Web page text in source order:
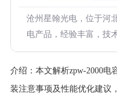
沧州星翰光电，位于河
电产品，经验丰富，技
介绍： 本文解析zpw-2000电
装注意事项及性能优化建议